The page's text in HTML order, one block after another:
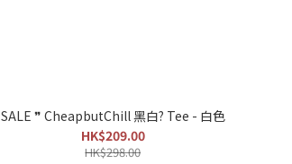
SALE ❞ CheapbutChill 黑白? Tee - 白色
HK$209.00
HK$298.00